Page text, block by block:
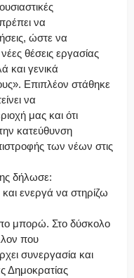
να
ώστε να
θέσεις εργασίας
και γενικά
Επιπλέον στάθηκε
να
μας και ότι
κατεύθυνση
των νέων στις
δήλωσε:
ενεργά να στηρίζω
μπορώ. Στο δύσκολο
που
συνεργασία και
Δημοκρατίας